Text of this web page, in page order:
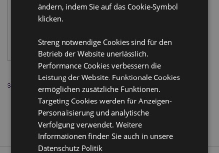
157 auf
Lager
ANMELDEN
Sortieren nach:
Zeigen pro Seite
ändern, indem Sie auf das Cookie-Symbol
klicken.
Streng notwendige Cookies sind für den
Betrieb der Website unerlässlich.
Performance Cookies verbessern die
Leistung der Website. Funktionale Cookies
ermöglichen zusätzliche Funktionen.
Targeting Cookies werden für Anzeigen-
Personalisierung und analytische
Verfolgung verwendet. Weitere
Informationen finden Sie auch in unsere
Datenschutz Politik